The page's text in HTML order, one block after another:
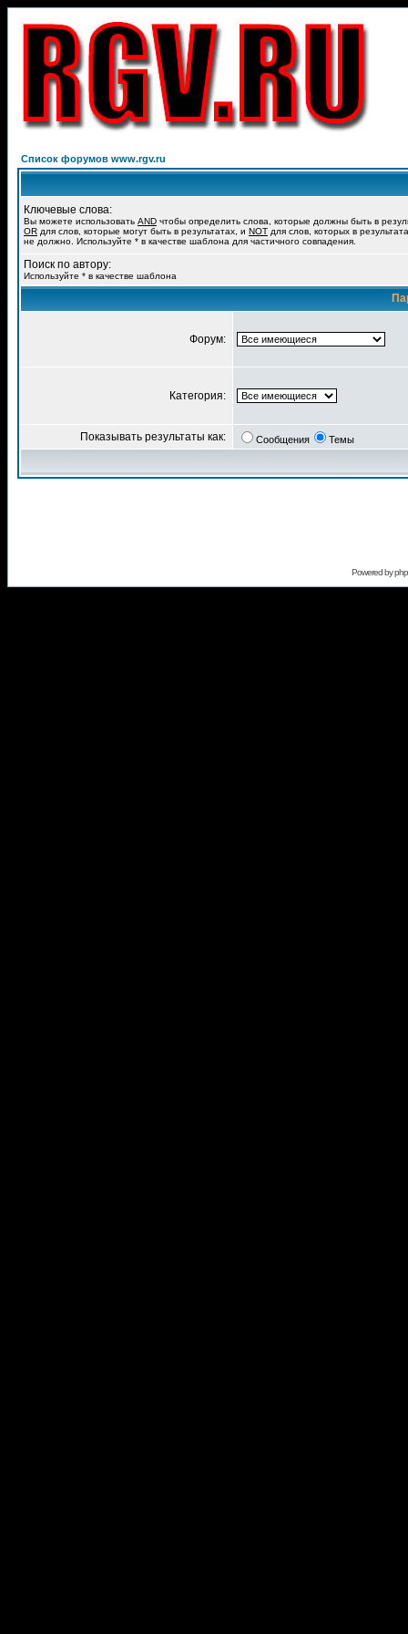
Список форумов www.rgv.ru
Ключевые слова:
Вы можете использовать AND чтобы определить слова, которые должны быть в
OR для слов, которые могут быть в результатах, и NOT для слов, которых в
не должно. Используйте * в качестве шаблона для частичного совпадения.
Поиск по автору:
Используйте * в качестве шаблона
Форум:
Категория:
Показывать результаты как: Сообщения Темы
Powered by